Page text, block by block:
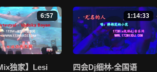
规违法内容，请点击这里进行 举报投诉 ，
台无法一一准确审核资源的真实合法拥有
理流程》 或是点击这里进行 举报投诉，本
6:57
独家】Lesi
1:14:33
四会Dj细林-全国语